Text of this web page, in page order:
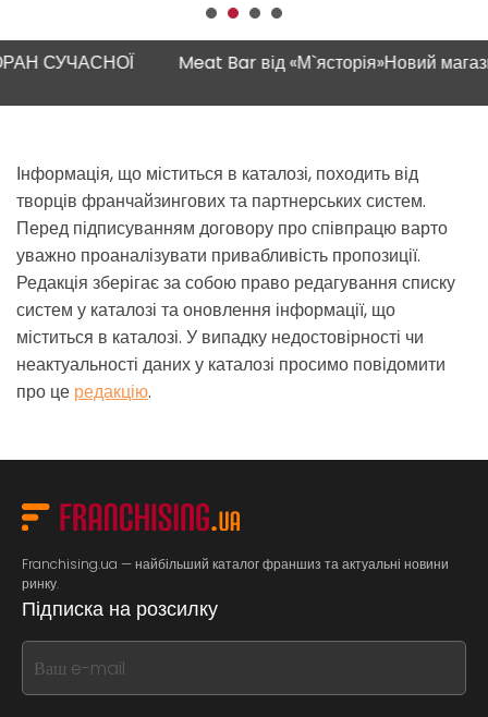
Meat Bar від «М`ясторія»Новий магазин
Інформація, що міститься в каталозі, походить від
творців франчайзингових та партнерських систем.
Перед підписуванням договору про співпрацю варто
уважно проаналізувати привабливість пропозиції.
Редакція зберігає за собою право редагування списку
систем у каталозі та оновлення інформації, що
міститься в каталозі. У випадку недостовірності чи
неактуальності даних у каталозі просимо повідомити
про це редакцію.
Franchising.ua — найбільший каталог франшиз та актуальні новини
ринку.
Підписка на розсилку
If
you